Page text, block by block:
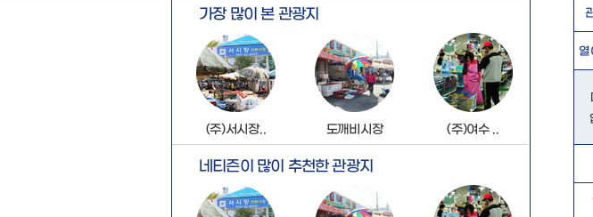
가장 많이 본 관광지
(주)서시장.. 도깨비시장 (주)여수 ..
네티즌이 많이 추천한 관광지
열